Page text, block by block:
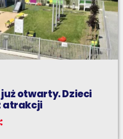
otwarty. Dzieci
atrakcji